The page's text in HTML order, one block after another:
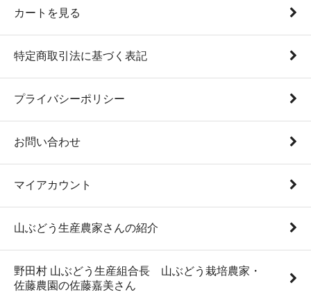
カートを見る
特定商取引法に基づく表記
プライバシーポリシー
お問い合わせ
マイアカウント
山ぶどう生産農家さんの紹介
野田村 山ぶどう生産組合長 山ぶどう栽培農家・
佐藤農園の佐藤嘉美さん